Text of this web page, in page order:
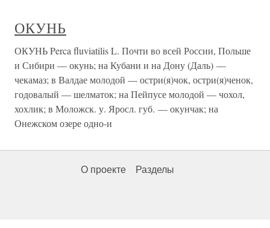
ОКУНЬ
ОКУНЬ Perca fluviatilis L. Почти во всей России, Польше
и Сибири — окунь; на Кубани и на Дону (Даль) —
чекамаз; в Валдае молодой — остри(я)чок, остри(я)ченок,
годовалый — шелматок; на Пейпусе молодой — чохол,
хохлик; в Моложск. у. Яросл. губ. — окунчак; на
Онежском озере одно-и
О проекте Разделы